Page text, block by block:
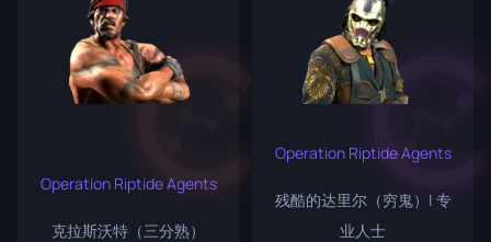
Operation Riptide Agents
克拉斯沃特（三分熟）
Operation Riptide Agents
残酷的达里尔（穷鬼）| 专
业人士